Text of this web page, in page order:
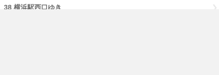
38 横浜駅西口ゆき